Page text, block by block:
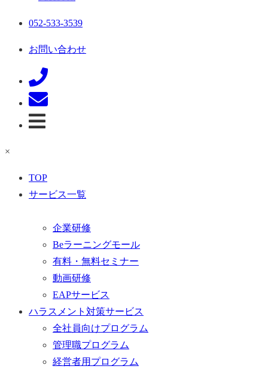
052-533-3539
お問い合わせ
×
TOP
サービス一覧
企業研修
Beラーニングモール
有料・無料セミナー
動画研修
EAPサービス
ハラスメント対策サービス
全社員向けプログラム
管理職プログラム
経営者用プログラム